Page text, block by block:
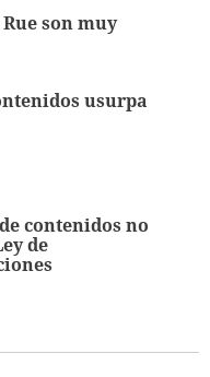
son muy
usurpa
contenidos no
de